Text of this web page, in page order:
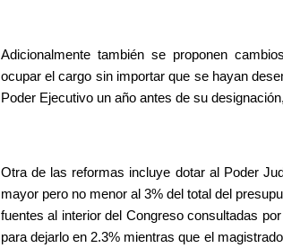
Adicionalmente también se proponen
ocupar el cargo sin importar que se hayan
Poder Ejecutivo un año antes de su
Otra de las reformas incluye dotar al Poder
mayor pero no menor al 3% del total del
fuentes al interior del Congreso consultadas
para dejarlo en 2.3% mientras que el